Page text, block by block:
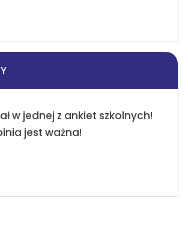
w jednej z ankiet szkolnych!
jest ważna!